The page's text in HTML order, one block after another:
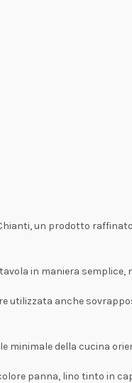
un prodotto
in maniera semplice,
utilizzata anche
minimale della cucina
panna, lino tinto in